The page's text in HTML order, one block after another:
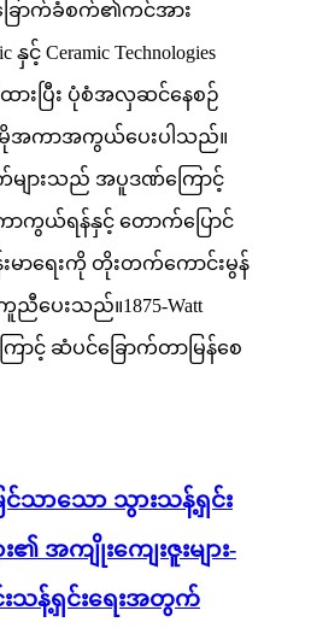
ာက်ခံစက်၏ကင်အား
နှင့် Ceramic Technologies
ထားပြီး ပုံစံအလှဆင်နေစဉ်
အကာအကွယ်ပေးပါသည်။
ျားသည် အပူဒဏ်ကြောင့်
ကာကွယ်ရန်နှင့် တောက်ပြောင်
းမာရေးကို တိုးတက်ကောင်းမွန်
ပေးသည်။1875-Watt
ကြောင့် ဆံပင်ခြောက်တာမြန်စေ
ြင်သာသော သွားသန့်ရှင်း
း၏ အကျိုးကျေးဇူးများ-
သန့်ရှင်းရေးအတွက်